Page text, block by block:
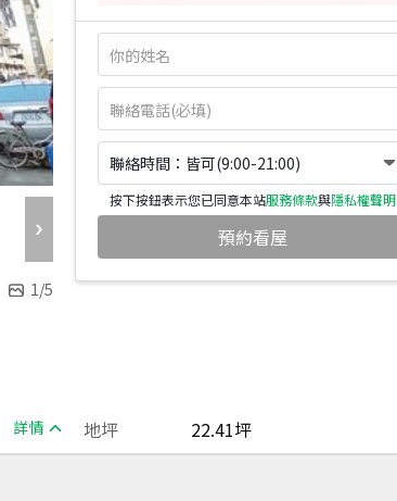
1/5
聯絡時間：皆可(9:00-21:00)
按下按鈕表示您已同意本站服務條款與隱私權聲明
預約看屋
詳情 地坪
22.41坪